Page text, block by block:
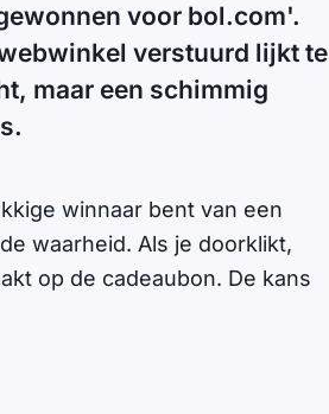
voor bol.com'.
verstuurd lijkt te
maar een schimmig
winnaar bent van een
waarheid. Als je doorklikt,
op de cadeaubon. De kans